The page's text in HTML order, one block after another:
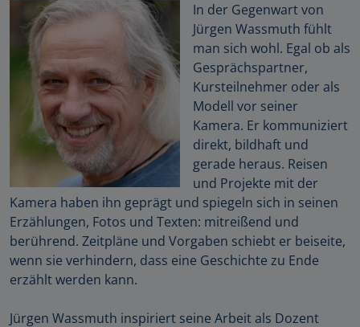
In der Gegenwart von
Jürgen Wassmuth fühlt
man sich wohl. Egal ob als
Gesprächspartner,
Kursteilnehmer oder als
Modell vor seiner
Kamera. Er kommuniziert
direkt, bildhaft und
gerade heraus. Reisen
und Projekte mit der
Kamera haben ihn geprägt und spiegeln sich in seinen
Erzählungen, Fotos und Texten: mitreißend und
berührend. Zeitpläne und Vorgaben schiebt er beiseite,
wenn sie verhindern, dass eine Geschichte zu Ende
erzählt werden kann.
Jürgen Wassmuth inspiriert seine Arbeit als Dozent